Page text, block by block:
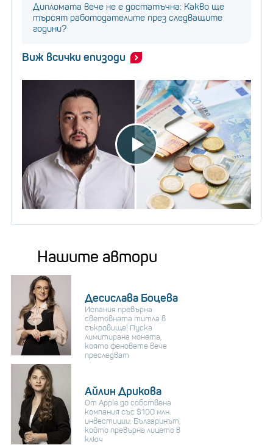
Дипломата вече не е достатъчна: Какво ще
търсят работодателите през следващите
години?
Виж всички епизоди
Нашите автори
Десислава Боцева
Испания превърна
световната титла в
съкровище! Пуска
лимитирана монета,
която феновете вече
преследват
Айлин Дрикова
От Apple до собствена
компания със $100 млн.
инвестиции: Българинът,
който превърна лицето в
ключ